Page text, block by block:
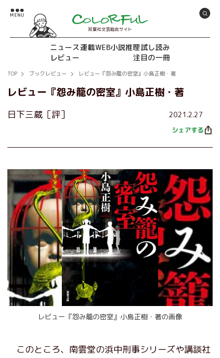
双葉社文芸総合サイト
ニュース連載WEB小説推理試し読み
レビュー
注目の一冊
TOP ブックレビュー レビュー『怨み籠の密室』小島正樹・著
レビュー『怨み籠の密室』小島正樹・著
日下三蔵［評］ 2021.2.27
シェアする
レビュー『怨み籠の密室』小島正樹・著の画像
このところ、南雲堂の浜中刑事シリーズや講談社